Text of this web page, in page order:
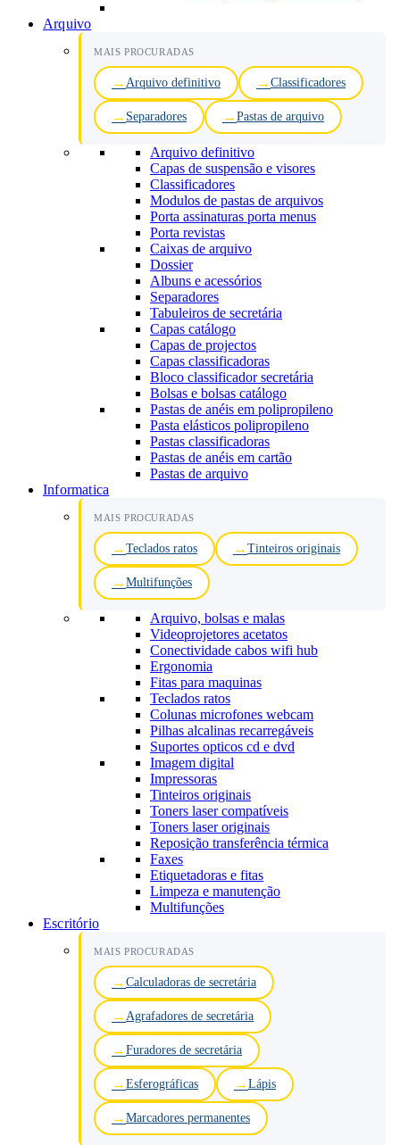
Arquivo
MAIS PROCURADAS
Arquivo definitivo Classificadores
Separadores Pastas de arquivo
Arquivo definitivo
Capas de suspensão e visores
Classificadores
Modulos de pastas de arquivos
Porta assinaturas porta menus
Porta revistas
Caixas de arquivo
Dossier
Albuns e acessórios
Separadores
Tabuleiros de secretária
Capas catálogo
Capas de projectos
Capas classificadoras
Bloco classificador secretária
Bolsas e bolsas catálogo
Pastas de anéis em polipropileno
Pasta elásticos polipropileno
Pastas classificadoras
Pastas de anéis em cartão
Pastas de arquivo
Informatica
MAIS PROCURADAS
Teclados ratos Tinteiros originais
Multifunções
Arquivo, bolsas e malas
Videoprojetores acetatos
Conectividade cabos wifi hub
Ergonomia
Fitas para maquinas
Teclados ratos
Colunas microfones webcam
Pilhas alcalinas recarregáveis
Suportes opticos cd e dvd
Imagem digital
Impressoras
Tinteiros originais
Toners laser compatíveis
Toners laser originais
Reposição transferência térmica
Faxes
Etiquetadoras e fitas
Limpeza e manutenção
Multifunções
Escritório
MAIS PROCURADAS
Calculadoras de secretária
Agrafadores de secretária
Furadores de secretária
Esferográficas Lápis
Marcadores permanentes